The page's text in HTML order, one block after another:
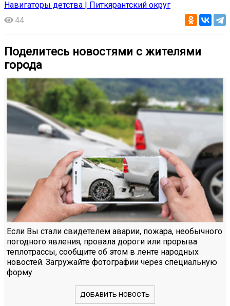
Навигаторы детства | Питкярантский округ
44
Поделитесь новостями с жителями
города
Если Вы стали свидетелем аварии, пожара, необычного
погодного явления, провала дороги или прорыва
теплотрассы, сообщите об этом в ленте народных
новостей. Загружайте фотографии через специальную
форму.
ДОБАВИТЬ НОВОСТЬ